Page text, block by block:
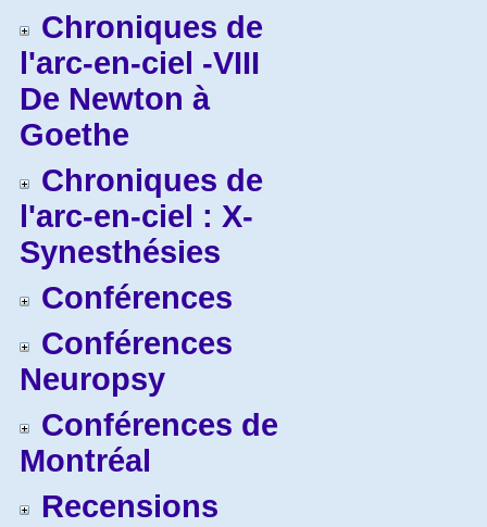
Chroniques de
l'arc-en-ciel -VIII
De Newton à
Goethe
Chroniques de
l'arc-en-ciel : X-
Synesthésies
Conférences
Conférences
Neuropsy
Conférences de
Montréal
Recensions